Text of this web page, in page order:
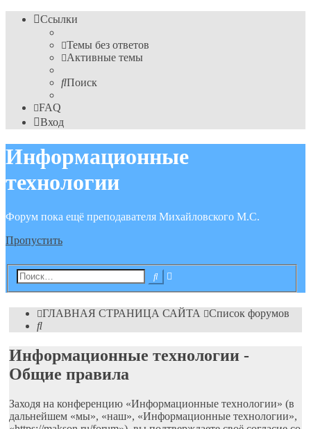
Ссылки
Темы без ответов
Активные темы
Поиск
FAQ
Вход
Информационные
технологии
Форум пока ещё преподавателя Михайловского М.С.
Пропустить
Поиск
ГЛАВНАЯ СТРАНИЦА САЙТА
Список форумов
Поиск
Информационные технологии -
Общие правила
Заходя на конференцию «Информационные технологии» (в
дальнейшем «мы», «наш», «Информационные технологии»,